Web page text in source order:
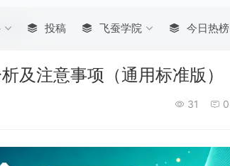
投稿 飞蚕学院 今日热榜
准版）
及注意事项（通用标准版）
31 0